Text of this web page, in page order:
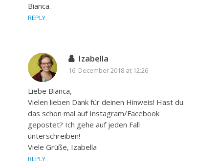
Bianca.
REPLY
Izabella
16. December 2018 at 12:26
Liebe Bianca,
Vielen lieben Dank für deinen Hinweis! Hast du
das schon mal auf Instagram/Facebook
gepostet? Ich gehe auf jeden Fall
unterschreiben!
Viele Grüße, Izabella
REPLY